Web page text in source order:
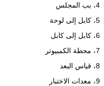
4، بب المجلس
5، كابل إلى لوحة
6، كابل إلى كابل
7، محطة الكمبيوتر
8، قياس البعد
9، معدات الاختبار